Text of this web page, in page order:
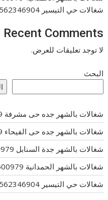
شغالات حي التيسير 0562346904
Recent Comments
لا توجد تعليقات للعرض.
البحث
شغالات بالشهر جده حى مشرفة 0577265649
شغالات بالشهر جده حى الفيحاء 0577265649
شغالات بالشهر جدة السنابل 0571400979
شغالات بالشهر الحمدانية 0571400979
شغالات حي التيسير 0562346904